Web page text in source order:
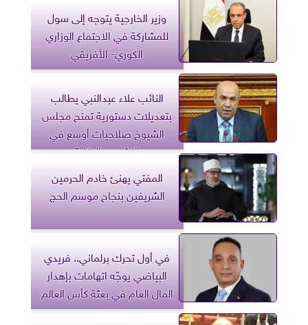
وزير الخارجية يتوجه إلى سول
للمشاركة في الاجتماع الوزاري
الكوري- الأفريقي
النائب علاء عبدالنبي يطالب
بتعديلات دستورية تمنح مجلس
الشيوخ صلاحيات أوسع في
التشريع والرقابة
المفتي يهنئ خادم الحرمين
الشريفين بنجاح موسم الحج
في أول تحرك برلماني.. فريدي
البياضي يوجّه اتهامات بإهدار
المال العام في بعثة كأس العالم